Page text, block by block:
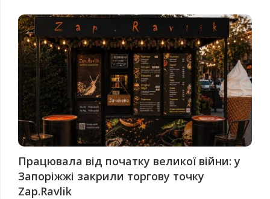
Працювала від початку великої війни: у
Запоріжжі закрили торгову точку
Zap.Ravlik